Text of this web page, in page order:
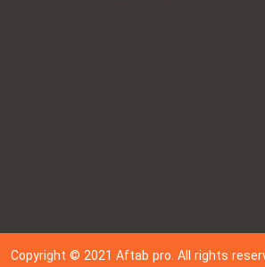
Copyright © 202 1Aftab pro. All rights